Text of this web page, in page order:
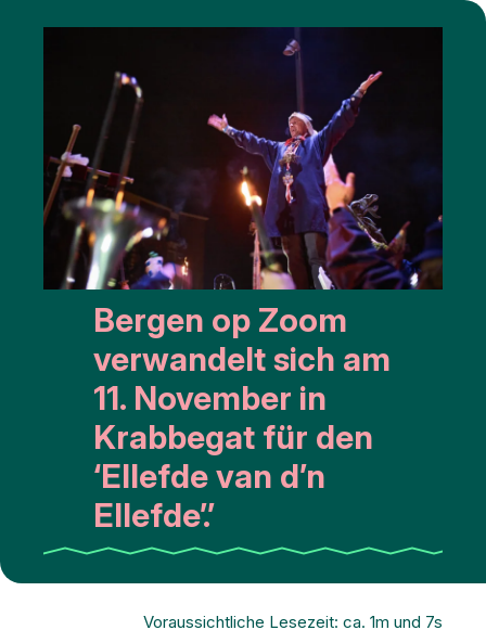
Bergen op Zoom
verwandelt sich am
11. November in
Krabbegat für den
‘Ellefde van d’n
Ellefde’.’
Voraussichtliche Lesezeit: ca. 1m und 7s